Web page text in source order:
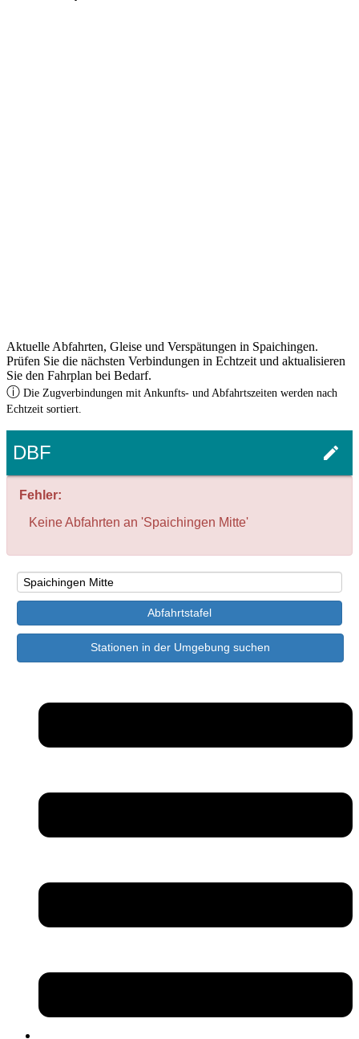
Aktuelle Abfahrten, Gleise und Verspätungen in Spaichingen.
Prüfen Sie die nächsten Verbindungen in Echtzeit und aktualisieren
Sie den Fahrplan bei Bedarf.
ⓘ Die Zugverbindungen mit Ankunfts- und Abfahrtszeiten werden nach
Echtzeit sortiert.